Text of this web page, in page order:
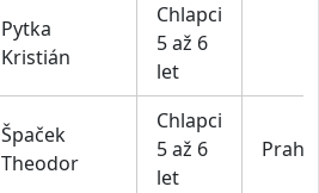
Pytka
Kristián
Chlapci
5 až 6
let
Špaček
Theodor
Chlapci
5 až 6
let
Praha